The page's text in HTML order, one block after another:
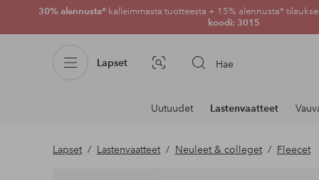
30% alennusta* kalleimmasta tuotteesta + 15% alennusta*
koodi: 3015
Lapset Kuvahaku Hae
osastoilla
Uutuudet Lastenvaatteet
Lapset Lastenvaatteet Neuleet & colleget Fleecet